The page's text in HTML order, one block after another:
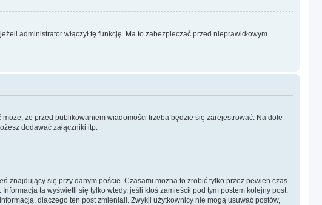
administrator włączył tę funkcję. Ma to zabezpieczać przed nieprawidłowym
że przed publikowaniem wiadomości trzeba będzie się zarejestrować. Na dole
dodawać załączniki itp.
znajdujący się przy danym poście. Czasami można to zrobić tylko przez pewien czas
ta wyświetli się tylko wtedy, jeśli ktoś zamieścił pod tym postem kolejny post.
dlaczego ten post zmieniali. Zwykli użytkownicy nie mogą usuwać postów,